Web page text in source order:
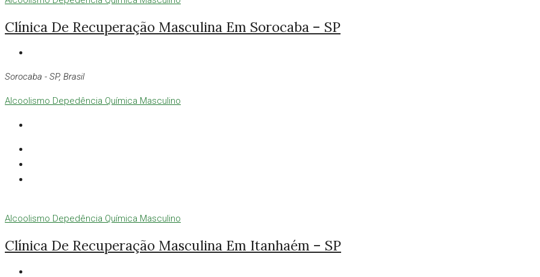
Clínica De Recuperação Masculina Em Sorocaba – SP
Sorocaba - SP, Brasil
Alcoolismo Depedência Química Masculino
Alcoolismo Depedência Química Masculino
Clínica De Recuperação Masculina Em Itanhaém – SP